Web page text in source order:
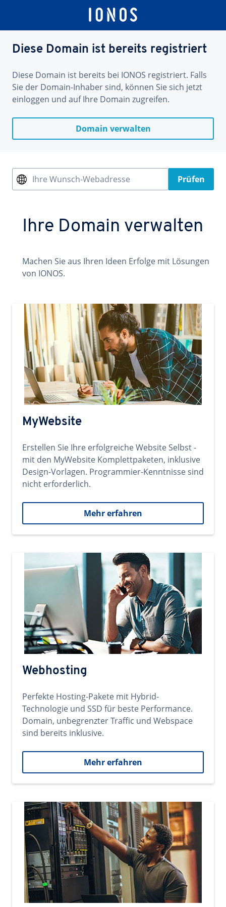
Diese Domain ist bereits registriert
Diese Domain ist bereits bei IONOS registriert. Falls
Sie der Domain-Inhaber sind, können Sie sich jetzt
einloggen und auf Ihre Domain zugreifen.
Domain verwalten
Ihre Wunsch-Webadresse Prüfen
Ihre Domain verwalten
Machen Sie aus Ihren Ideen Erfolge mit Lösungen
von IONOS.
MyWebsite
Erstellen Sie Ihre erfolgreiche Website Selbst -
mit den MyWebsite Komplettpaketen, inklusive
Design-Vorlagen. Programmier-Kenntnisse sind
nicht erforderlich.
Mehr erfahren
Webhosting
Perfekte Hosting-Pakete mit Hybrid-
Technologie und SSD für beste Performance.
Domain, unbegrenzter Traffic und Webspace
sind bereits inklusive.
Mehr erfahren